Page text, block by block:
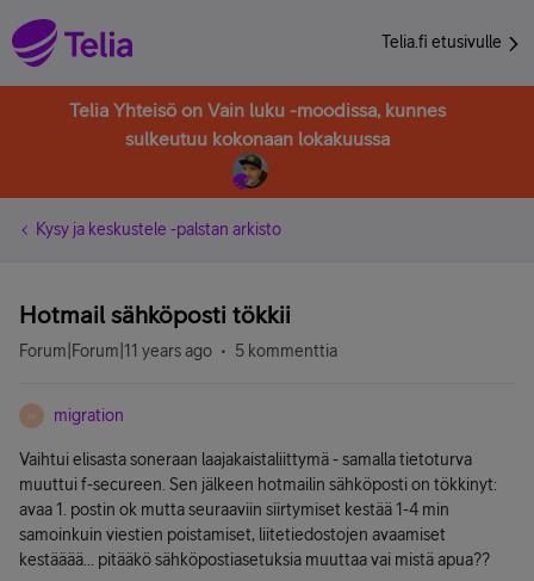
Telia.fi etusivulle
Telia Yhteisö on Vain luku -moodissa, kunnes
sulkeutuu kokonaan lokakuussa
Kysy ja keskustele -palstan arkisto
Hotmail sähköposti tökkii
Forum|Forum|11 years ago 5 kommenttia
M migration
Vaihtui elisasta soneraan laajakaistaliittymä - samalla tietoturva
muuttui f-secureen. Sen jälkeen hotmailin sähköposti on tökkinyt:
avaa 1. postin ok mutta seuraaviin siirtymiset kestää 1-4 min
samoinkuin viestien poistamiset, liitetiedostojen avaamiset
kestääää... pitääkö sähköpostiasetuksia muuttaa vai mistä apua??